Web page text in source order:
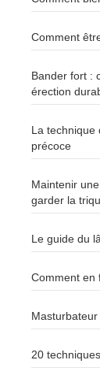
Comment
Bander fort :
érection
La technique
précoce
Maintenir
garder la
Le guide du
Comment en
20